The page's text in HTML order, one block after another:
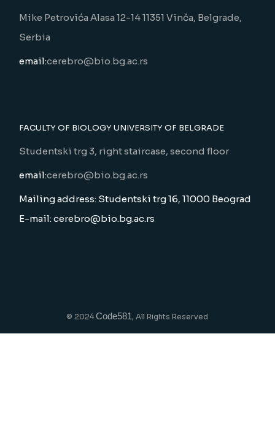
Mike Petrovića Alasa 12-14 11351 Vinča, Belgrade,
Serbia
email:cerebro@bio.bg.ac.rs
FACULTY OF BIOLOGY UNIVERSITY OF BELGRADE
Studentski trg 3, right staircase, second floor
email:cerebro@bio.bg.ac.rs
Mailing address: Studentski trg 16, 11000 Beograd
E-mail: cerebro@bio.bg.ac.rs
© 2024Code581 , All Rights Reserved